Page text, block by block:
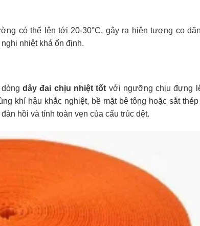
có thể lên tới 20-30°C, gây ra hiện tượng co
nhiệt khá ổn định.
dây đai chịu nhiệt tốt với ngưỡng chịu đựng
khí hậu khắc nghiệt, bề mặt bê tông hoặc sắt
hồi và tính toàn vẹn của cấu trúc dệt.